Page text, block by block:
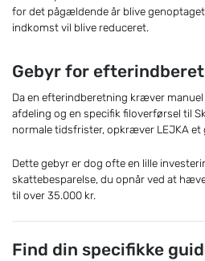
for det pågældende år blive
indkomst vil blive reduceret.
Gebyr for
Da en efterindberetning kræver
afdeling og en specifik filoverførsel til
normale tidsfrister, opkræver LEJKA et
Dette gebyr er dog ofte en lille
skattebesparelse, du opnår ved at
til over 35.000 kr.
Find din specifikke